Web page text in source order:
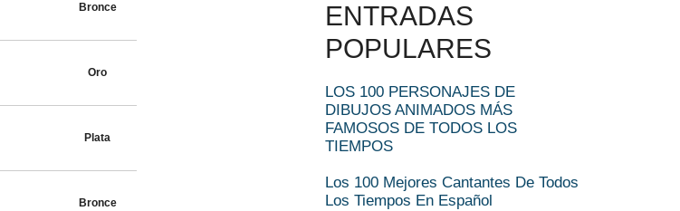
Bronce
Oro
Plata
Bronce
ENTRADAS
POPULARES
LOS 100 PERSONAJES DE
DIBUJOS ANIMADOS MÁS
FAMOSOS DE TODOS LOS
TIEMPOS
Los 100 Mejores Cantantes De Todos
Los Tiempos En Español